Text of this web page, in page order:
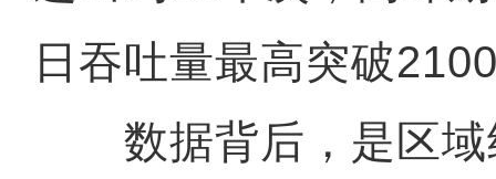
日吞吐量最高突破
数据背后，是区域